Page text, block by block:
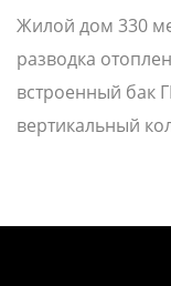
Жилой дом 330
разводка
встроенный бак
вертикальный